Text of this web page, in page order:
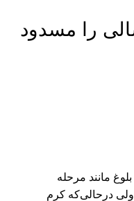
را مسدود
مانند مرحله
درحالی‌که کرم